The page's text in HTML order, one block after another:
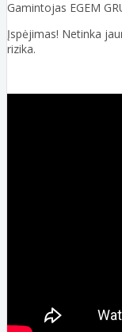
Gamintojas EGEM
Įspėjimas! Netinka
rizika.